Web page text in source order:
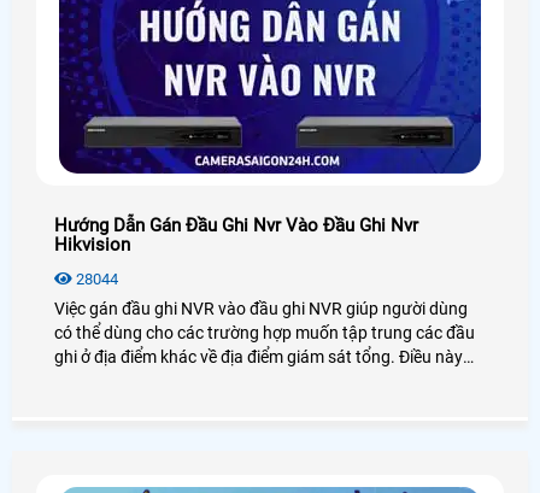
Hướng Dẫn Gán Đầu Ghi Nvr Vào Đầu Ghi Nvr
Hikvision
28044
Việc gán đầu ghi NVR vào đầu ghi NVR giúp người dùng
có thể dùng cho các trường hợp muốn tập trung các đầu
ghi ở địa điểm khác về địa điểm giám sát tổng. Điều này